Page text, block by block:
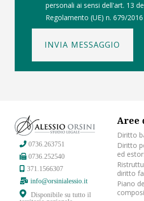
personali ai sensi dell'art. 13
Regolamento (UE) n. 679/2016
INVIA MESSAGGIO
0736.263751
0736.252540
371.1566307
info@orsinialessio.it
Disponibile su tutto il
Aree
Diritto
Diritto
ed
diritto
Piano